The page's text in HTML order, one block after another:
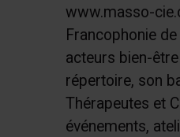
www.masso-
Francophonie
acteurs bien-
répertoire, son
Thérapeutes et
événements,